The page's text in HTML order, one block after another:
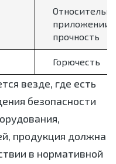
приложении
прочность
Горючесть
везде, где есть
безопасности
продукция должна
в нормативной